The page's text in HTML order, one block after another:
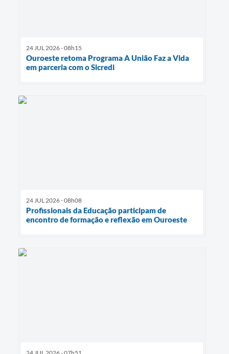
24 JUL 2026 - 08h15
Ouroeste retoma Programa A União Faz a Vida
em parceria com o Sicredi
24 JUL 2026 - 08h08
Profissionais da Educação participam de
encontro de formação e reflexão em Ouroeste